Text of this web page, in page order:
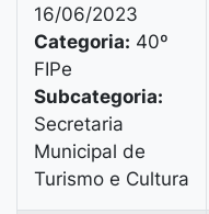
16/06/2023
Categoria: 40º
FIPe
Subcategoria:
Secretaria
Municipal de
Turismo e Cultura